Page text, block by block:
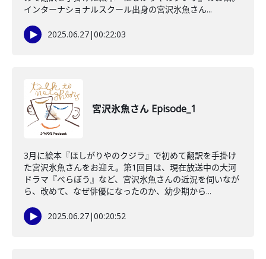
インターナショナルスクール出身の宮沢氷魚さん...
2025.06.27|00:22:03
宮沢氷魚さん Episode_1
3月に絵本『ほしがりやのクジラ』で初めて翻訳を手掛け
た宮沢氷魚さんをお迎え。第1回目は、現在放送中の大河
ドラマ『べらぼう』など、宮沢氷魚さんの近況を伺いなが
ら、改めて、なぜ俳優になったのか、幼少期から...
2025.06.27|00:20:52